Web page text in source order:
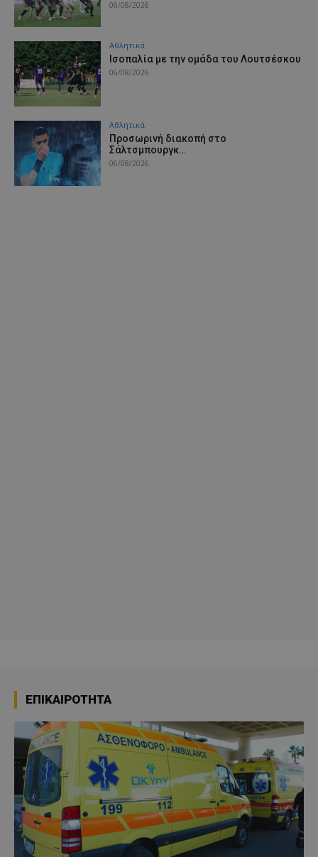
06/08/2026
Αθλητικά
Iσοπαλία με την ομάδα του Λουτσέσκου
06/08/2026
Αθλητικά
Προσωρινή διακοπή στο
Σάλτσμπουργκ…
06/08/2026
ΕΠΙΚΑΙΡΟΤΗΤΑ